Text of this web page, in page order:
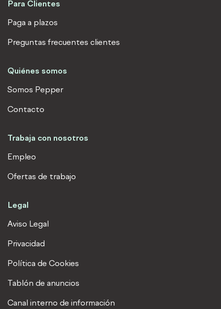
Para Clientes
Paga a plazos
Preguntas frecuentes clientes
Quiénes somos
Somos Pepper
Contacto
Trabaja con nosotros
Empleo
Ofertas de trabajo
Legal
Aviso Legal
Privacidad
Política de Cookies
Tablón de anuncios
Canal interno de información